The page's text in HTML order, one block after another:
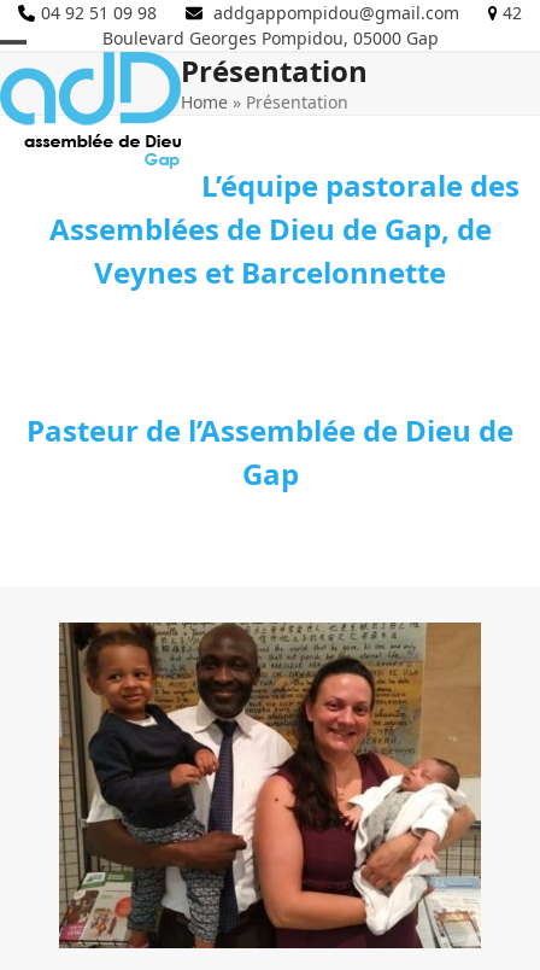
Skip
to
content
04 92 51 09 98 addgappompidou@gmail.com
42
Boulevard Georges Pompidou, 05000 Gap
Open
mobile
menu
Close
mobile
menu
Présentation
Home » Présentation
L’équipe pastorale des
Assemblées de Dieu de Gap, de
Veynes et Barcelonnette
Pasteur de l’Assemblée de Dieu de
Gap